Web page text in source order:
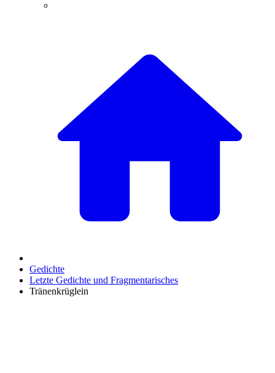
Gedichte
Letzte Gedichte und Fragmentarisches
Tränenkrüglein